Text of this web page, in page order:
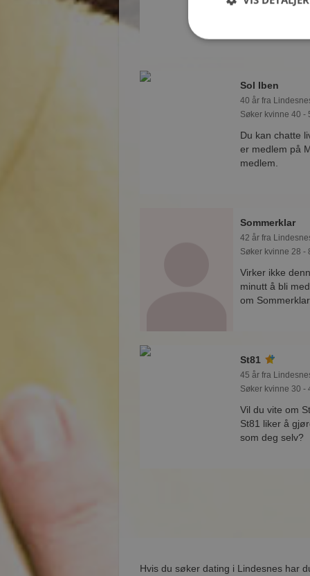
Sol Iben
40 år fra
Søker kvinne 40 -
Du kan chatte
er medlem på
medlem.
Sommerklar
42 år fra
Søker kvinne 28 -
Virker ikke
minutt å bli
om Sommerklar.
St81
45 år fra
Søker kvinne 30 -
Vil du vite om
St81 liker å
som deg selv?
Hvis du søker dating i Lindesnes har